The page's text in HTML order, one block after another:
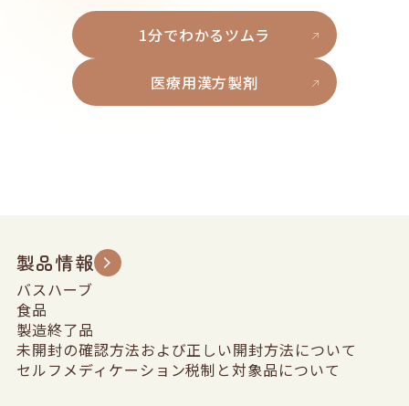
1分でわかるツムラ
医療用漢方製剤
製品情報
バスハーブ
食品
製造終了品
未開封の確認方法および正しい開封方法について
セルフメディケーション税制と対象品について